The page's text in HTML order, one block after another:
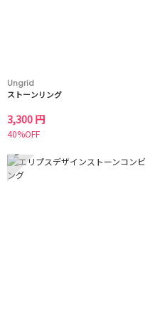
Ungrid
ストーンリング
3,300 円
40%OFF
3